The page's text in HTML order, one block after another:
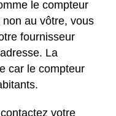
le compteur
au vôtre, vous
fournisseur
La
car le compteur
votre